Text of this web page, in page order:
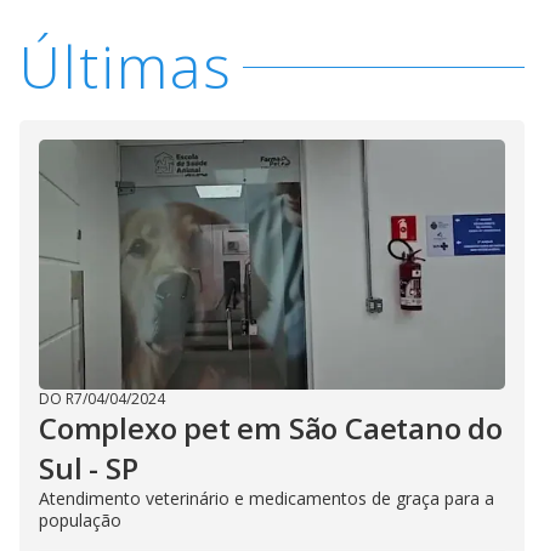
i
d
e
o
Últimas
DO R7/04/04/2024
Complexo pet em São Caetano do
Sul - SP
Atendimento veterinário e medicamentos de graça para a
população